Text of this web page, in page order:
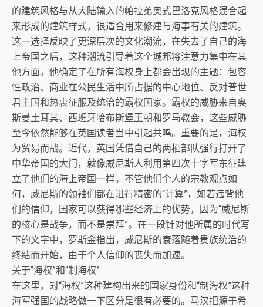
的建筑风格与从大陆输入的帕拉弟奥式巴洛克风格混合起
来形成的建筑样式，很适合用来修建与海事有关的建筑。
这一选择反映了更深层次的文化潮流，在失去了自己的海
上帝国之后，这种潮流引导着这个城邦将注意力集中在其
他方面。他确定了在所有海权身上都会出现的主题：包容
性政治、商业在公民生活中所占据的中心地位、反对普世
君主国和热衷征服及统治的霸权国家。霸权的威胁来自奥
斯曼土耳其、西班牙哈布斯堡王朝和罗马教会，这些威胁
至今依然能够在英国读者当中引起共鸣。重要的是，海权
为贸易而战。近代，英国凭借自己的两栖部队强行打开了
中华帝国的大门，就像威尼斯人利用第四次十字军东征建
立了他们的海上帝国一样。不管他们个人的宗教观点如
何，威尼斯的领袖们都在进行精密的“计算”，如若违背他
们的信仰，国家可以获得哪些经济上的优势，因为“威尼斯
的核心是战争，而不是崇拜”。在一段针对他所属的时代写
下的文字中，罗斯金指出，威尼斯的衰落随着贵族统治的
终结而开始，由于个人信仰的丧失而加速。
关于“海权”和“制海权”
在这里，对“海权”这种建构出来的国家身份和“制海权”这种
海军强国的战略做一下区分是很有必要的。马汉把源于希